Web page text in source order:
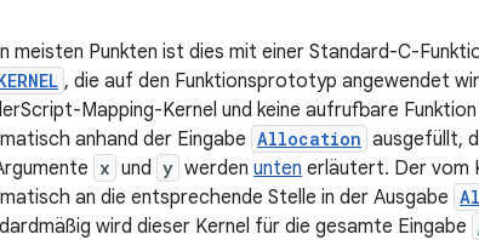
meisten Punkten ist dies mit einer Standard-C-
, die auf den Funktionsprototyp angewendet
Mapping-Kernel und keine aufrufbare
anhand der Eingabe Allocation ausgefüllt,
x und y werden unten erläutert. Der vom
an die entsprechende Stelle in der Ausgabe
wird dieser Kernel für die gesamte Eingabe